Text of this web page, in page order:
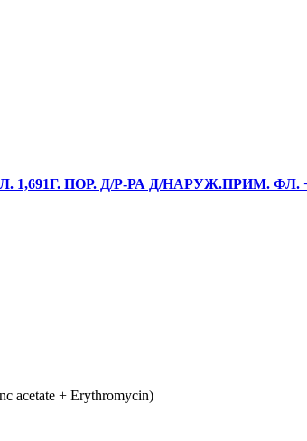
1,691Г. ПОР. Д/Р-РА Д/НАРУЖ.ПРИМ. ФЛ.
acetate + Erythromycin)